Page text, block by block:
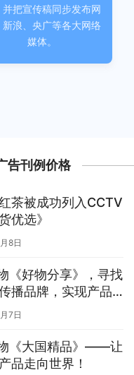
并把宣传稿同步发布网
新浪、央广等各大网络
媒体。
告刊例价格
茶被成功列入CCTV
优选》
8日
《好物分享》，寻找
播品牌，实现产品
7日
《大国精品》——让
品走向世界！